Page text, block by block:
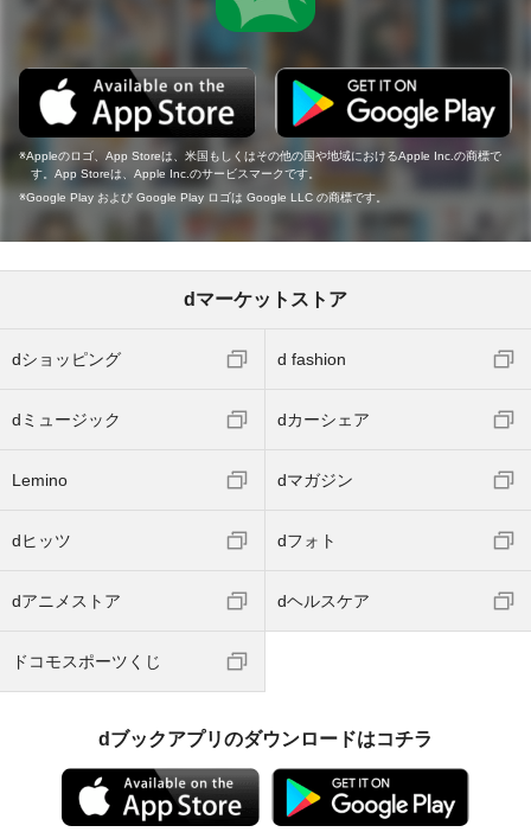
Appleのロゴ、App Storeは、米国もしくはその他の国や地域におけるApple Inc.の商標で
す。App Storeは、Apple Inc.のサービスマークです。
Google Play および Google Play ロゴは Google LLC の商標です。
dマーケットストア
dショッピング d fashion
dミュージック dカーシェア
Lemino dマガジン
dヒッツ dフォト
dアニメストア dヘルスケア
ドコモスポーツくじ
dブックアプリのダウンロードはコチラ